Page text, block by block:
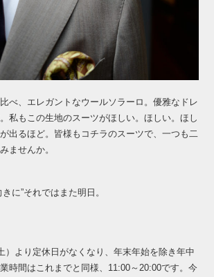
べ、エレガントなウールソラーロ。優雅なドレ
私もこの生地のスーツがほしい。ほしい。ほし
出るほど。皆様もコチラのスーツで、一つも二
ませんか。
に”それではまた明日。
）より定休日がなくなり、年末年始を除き年中
時間はこれまでと同様、11:00～20:00です。今